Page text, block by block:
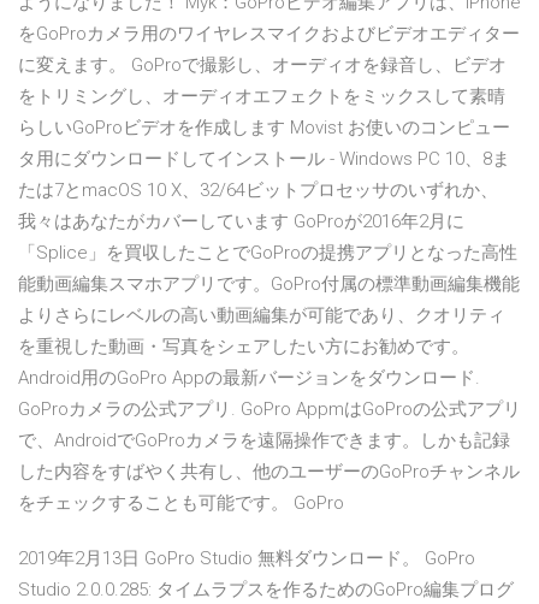
をGoProカメラ用のワイヤレスマイクおよびビデオエディター
に変えます。 GoProで撮影し、オーディオを録音し、ビデオ
をトリミングし、オーディオエフェクトをミックスして素晴
らしいGoProビデオを作成します Movist お使いのコンピュー
タ用にダウンロードしてインストール - Windows PC 10、8ま
たは7とmacOS 10 X、32/64ビットプロセッサのいずれか、
我々はあなたがカバーしています GoProが2016年2月に
「Splice」を買収したことでGoProの提携アプリとなった高性
能動画編集スマホアプリです。GoPro付属の標準動画編集機能
よりさらにレベルの高い動画編集が可能であり、クオリティ
を重視した動画・写真をシェアしたい方にお勧めです。
Android用のGoPro Appの最新バージョンをダウンロード.
GoProカメラの公式アプリ. GoPro AppmはGoProの公式アプリ
で、AndroidでGoProカメラを遠隔操作できます。しかも記録
した内容をすばやく共有し、他のユーザーのGoProチャンネル
をチェックすることも可能です。 GoPro
2019年2月13日 GoPro Studio 無料ダウンロード。 GoPro
Studio 2.0.0.285: タイムラプスを作るためのGoPro編集プログ